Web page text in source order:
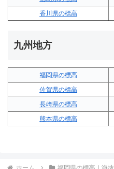
香川県の標高
九州地方
福岡県の標高
佐賀県の標高
長崎県の標高
熊本県の標高